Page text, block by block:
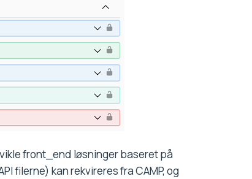
front_end løsninger baseret på
filerne) kan rekvireres fra CAMP, og